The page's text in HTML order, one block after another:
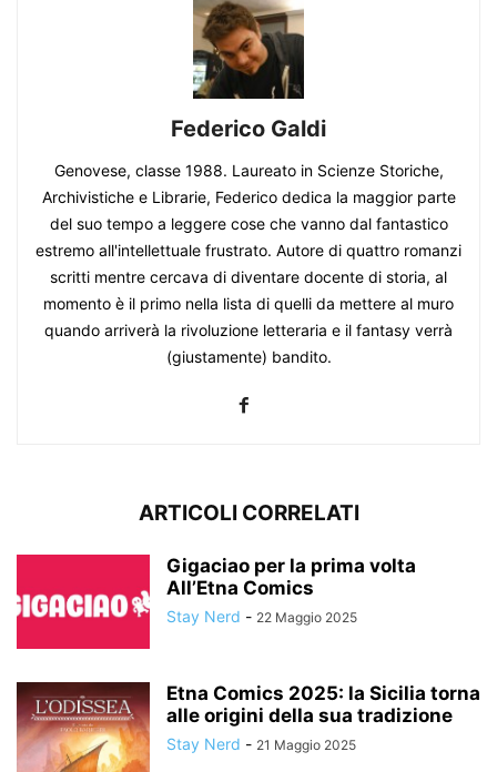
Federico Galdi
Genovese, classe 1988. Laureato in Scienze Storiche,
Archivistiche e Librarie, Federico dedica la maggior parte
del suo tempo a leggere cose che vanno dal fantastico
estremo all'intellettuale frustrato. Autore di quattro romanzi
scritti mentre cercava di diventare docente di storia, al
momento è il primo nella lista di quelli da mettere al muro
quando arriverà la rivoluzione letteraria e il fantasy verrà
(giustamente) bandito.
ARTICOLI CORRELATI
Gigaciao per la prima volta
All’Etna Comics
Stay Nerd - 22 Maggio 2025
Etna Comics 2025: la Sicilia torna
alle origini della sua tradizione
Stay Nerd - 21 Maggio 2025